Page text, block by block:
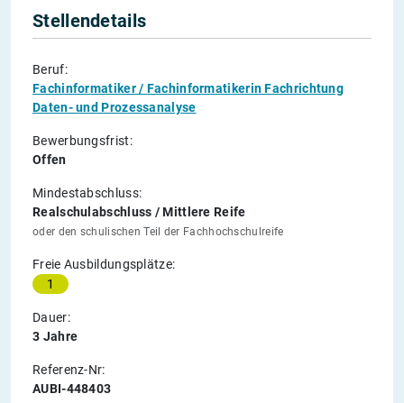
Stellendetails
Beruf:
Fachinformatiker / Fachinformatikerin Fachrichtung
Daten- und Prozessanalyse
Bewerbungsfrist:
Offen
Mindestabschluss:
Realschulabschluss / Mittlere Reife
oder den schulischen Teil der Fachhochschulreife
Freie Ausbildungsplätze:
1
Dauer:
3 Jahre
Referenz-Nr:
AUBI-448403